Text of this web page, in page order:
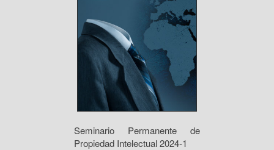
Seminario Permanente de
Propiedad Intelectual 2024-1